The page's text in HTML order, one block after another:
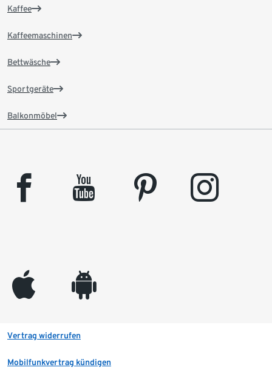
Kaffee
Kaffeemaschinen
Bettwäsche
Sportgeräte
Balkonmöbel
facebook youtube pinterest instagram
appleinc android
Vertrag widerrufen
Mobilfunkvertrag kündigen